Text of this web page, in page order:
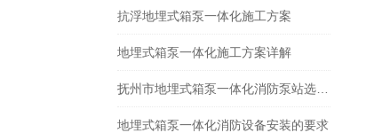
抗浮地埋式箱泵一体化施工方案
地埋式箱泵一体化施工方案详解
地埋式箱泵一体化消防设备安装的要求